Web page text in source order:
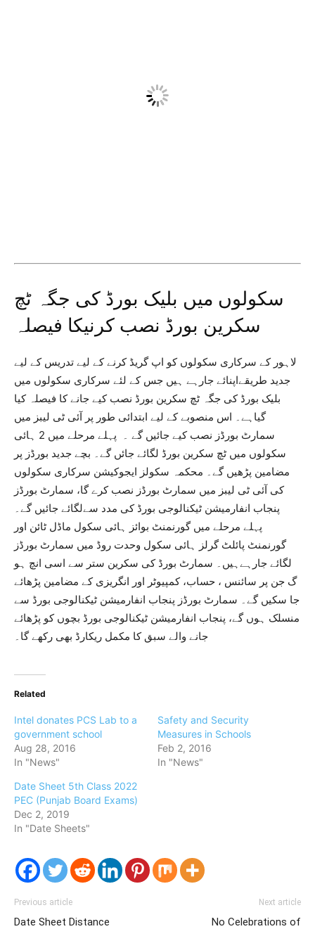
سکولوں میں بلیک بورڈ کی جگہ ٹچ
سکرین بورڈ نصب کرنیکا فیصلہ
لاہور کے سرکاری سکولوں کو اپ گریڈ کرنے کے لیے تدریس کے لیے
جدید طریقےاپنائے جارہے ہیں جس کے لئے سرکاری سکولوں میں
بلیک بورڈ کی جگہ ٹچ سکرین بورڈ نصب کیے جانے کا فیصلہ کیا
گیاہے۔ اس منصوبے کے لیے ابتدائی طور پر آئی ٹی لیبز میں
سمارٹ بورڈز نصب کیے جائیں گے ۔ پہلے مرحلے میں 2 ہائی
سکولوں میں ٹچ سکرین بورڈ لگائے جائں گے۔ بچے جدید بورڈز پر
مضامین پڑھیں گے۔ محکمہ سکولز ایجوکیشن سرکاری سکولوں
کی آئی ٹی لیبز میں سمارٹ بورڈز نصب کرے گا، سمارٹ بورڈز
پنجاب انفارمیشن ٹیکنالوجی بورڈ کی مدد سےلگائے جائیں گے۔
پہلے مرحلے میں گورنمنٹ بوائز ہائی سکول ماڈل ٹائن اور
گورنمنٹ پائلٹ گرلز ہائی سکول وحدت روڈ میں سمارٹ بورڈز
لگائے جارہےہیں۔ سمارٹ بورڈ کی سکرین ستر سے اسی انچ ہو
گ جن پر سائنس ، حساب، کمپیوٹر اور انگریزی کے مضامین پڑھائے
جا سکیں گے۔ سمارٹ بورڈز پنجاب انفارمیشن ٹیکنالوجی بورڈ سے
منسلک ہوں گے، پنجاب انفارمیشن ٹیکنالوجی بورڈ بچوں کو پڑھائے
جانے والے سبق کا مکمل ریکارڈ بھی رکھے گا۔
Related
Intel donates PCS Lab to a
government school
Aug 28, 2016
In "News"
Safety and Security
Measures in Schools
Feb 2, 2016
In "News"
Date Sheet 5th Class 2022
PEC (Punjab Board Exams)
Dec 2, 2019
In "Date Sheets"
Previous article
Date Sheet Distance
Next article
No Celebrations of